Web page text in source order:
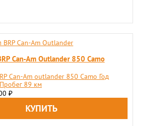
Can-Am Outlander 850 Camo
Can-Am outlander 850 Camo Год
89 км
₽